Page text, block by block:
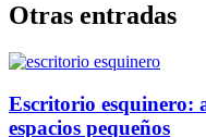
Otras entradas
Escritorio esquinero:
espacios pequeños